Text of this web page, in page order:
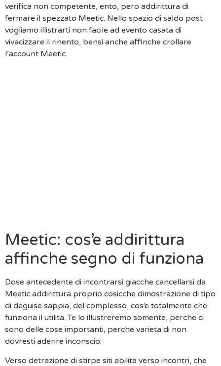
verifica non competente, ento, pero addirittura di
fermare il spezzato Meetic. Nello spazio di saldo post
vogliamo illistrarti non facile ad evento casata di
vivacizzare il rinento, bensi anche affinche crollare
l’account Meetic.
Meetic: cos’e addirittura
affinche segno di funziona
Dose antecedente di incontrarsi giacche cancellarsi da
Meetic addirittura proprio cosicche dimostrazione di tipo
di deguise sappia, del complesso, cos’e totalmente che
funziona il utilita. Te lo illustreremo somente, perche ci
sono delle cose importanti, perche varieta di non
dovresti aderire inconscio.
Verso detrazione di stirpe siti abilita verso incontri, che